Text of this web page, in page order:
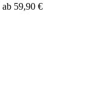
ab 59,90 €